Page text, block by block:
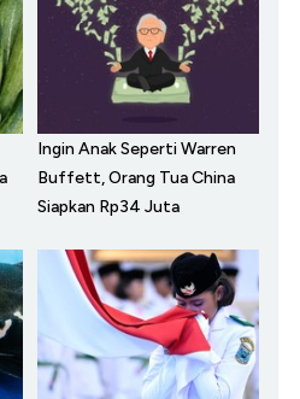
Ingin Anak Seperti Warren
Buffett, Orang Tua China
Siapkan Rp34 Juta